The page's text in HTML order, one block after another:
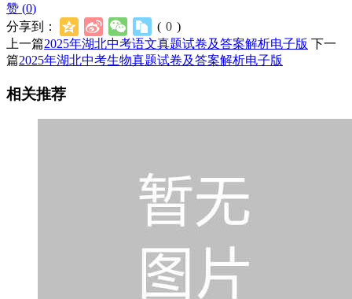
赞 (0)
分享到：
( 0 )
上一篇2025年湖北中考语文真题试卷及答案解析电子版 下一
篇2025年湖北中考生物真题试卷及答案解析电子版
相关推荐